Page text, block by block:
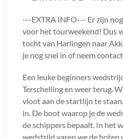
---EXTRA INFO--- Er zijn
voor het tourweekend! Dus
tocht van Harlingen naar
je nog snel in of neem
Een leuke beginners
Terschelling en weer terug.
vloot aan de startlijn te
in. De boot waarop je de
de schippers bepaalt. In het
wedstrijd varen we de boten